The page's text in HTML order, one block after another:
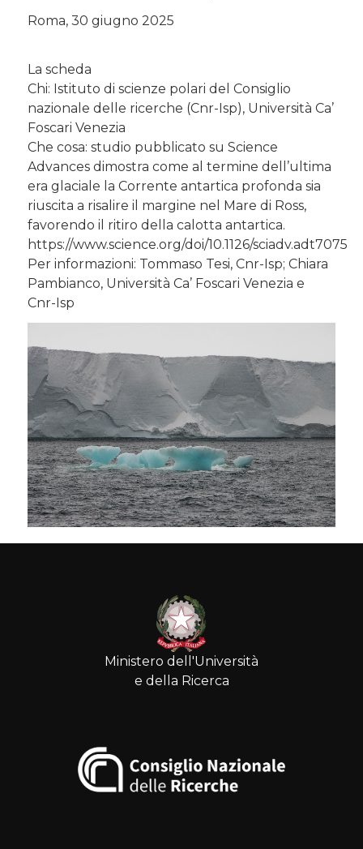
Roma, 30 giugno 2025
La scheda
Chi: Istituto di scienze polari del Consiglio
nazionale delle ricerche (Cnr-Isp), Università Ca’
Foscari Venezia
Che cosa: studio pubblicato su Science
Advances dimostra come al termine dell’ultima
era glaciale la Corrente antartica profonda sia
riuscita a risalire il margine nel Mare di Ross,
favorendo il ritiro della calotta antartica.
https://www.science.org/doi/10.1126/sciadv.adt7075
Per informazioni: Tommaso Tesi, Cnr-Isp; Chiara
Pambianco, Università Ca’ Foscari Venezia e
Cnr-Isp
Ministero dell'Università
e della Ricerca